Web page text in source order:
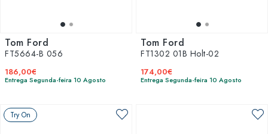
Tom Ford
FT5664-B 056
186,00€
Entrega Segunda-feira 10 Agosto
Tom Ford
FT1302 01B Holt-02
174,00€
Entrega Segunda-feira 10 Agosto
Try On